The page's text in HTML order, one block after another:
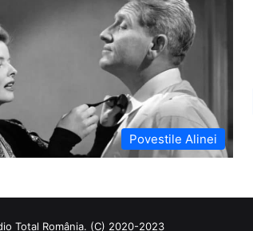
Povestile Alinei
Total România. (C) 2020-2023